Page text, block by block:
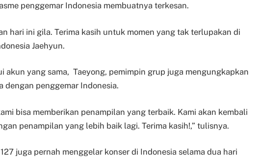
penggemar Indonesia membuatnya terkesan.
hari ini gila. Terima kasih untuk momen yang tak terlupakan di
Jaehyun.
akun yang sama, Taeyong, pemimpin grup juga mengungkapkan
dengan penggemar Indonesia.
bisa memberikan penampilan yang terbaik. Kami akan kembali
penampilan yang lebih baik lagi. Terima kasih!,” tulisnya.
juga pernah menggelar konser di Indonesia selama dua hari